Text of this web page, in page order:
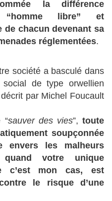
la différence
“homme libre” et
de chacun devenant sa
réglementées.
société a basculé dans
de type orwellien
par Michel Foucault
“sauver des vies”,toute
soupçonnée
envers les malheurs
votre unique
c’est mon cas, est
le risque d’une